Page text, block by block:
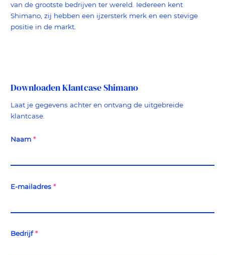
van de grootste bedrijven ter wereld. Iedereen kent
Shimano, zij hebben een ijzersterk merk en een stevige
positie in de markt.
Downloaden Klantcase Shimano
Laat je gegevens achter en ontvang de uitgebreide
klantcase.
Naam *
E-mailadres *
Bedrijf*